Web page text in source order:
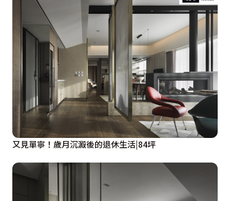
又見單寧！歲月沉澱後的退休生活|84坪